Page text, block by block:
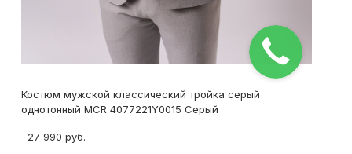
Костюм мужской классический тройка серый
однотонный MCR 4077221Y0015 Серый
27 990 руб.